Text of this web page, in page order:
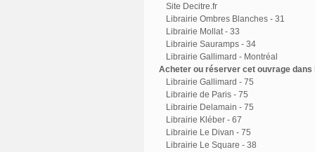
Site Decitre.fr
Librairie Ombres Blanches - 31
Librairie Mollat - 33
Librairie Sauramps - 34
Librairie Gallimard - Montréal
Acheter ou réserver cet ouvrage
Librairie Gallimard - 75
Librairie de Paris - 75
Librairie Delamain - 75
Librairie Kléber - 67
Librairie Le Divan - 75
Librairie Le Square - 38